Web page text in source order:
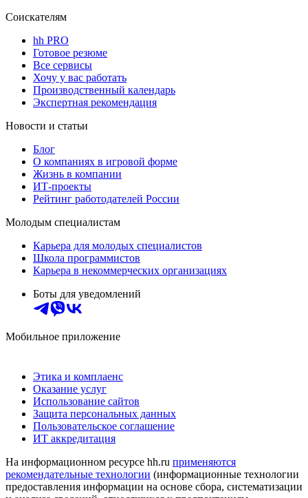
Соискателям
hh PRO
Готовое резюме
Все сервисы
Хочу у вас работать
Производственный календарь
Экспертная рекомендация
Новости и статьи
Блог
О компаниях в игровой форме
Жизнь в компании
ИТ-проекты
Рейтинг работодателей России
Молодым специалистам
Карьера для молодых специалистов
Школа программистов
Карьера в некоммерческих организациях
Боты для уведомлений
Мобильное приложение
Этика и комплаенс
Оказание услуг
Использование сайтов
Защита персональных данных
Пользовательское соглашение
ИТ аккредитация
На информационном ресурсе hh.ru применяются
рекомендательные технологии (информационные технологии
предоставления информации на основе сбора, систематизации